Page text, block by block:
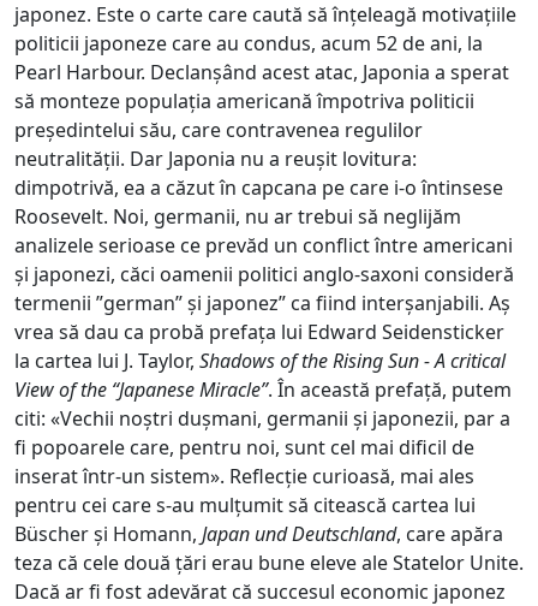
japonez. Este o carte care caută să înțeleagă motivațiile
politicii japoneze care au condus, acum 52 de ani, la
Pearl Harbour. Declanșând acest atac, Japonia a sperat
să monteze populația americană împotriva politicii
președintelui său, care contravenea regulilor
neutralității. Dar Japonia nu a reușit lovitura:
dimpotrivă, ea a căzut în capcana pe care i-o întinsese
Roosevelt. Noi, germanii, nu ar trebui să neglijăm
analizele serioase ce prevăd un conflict între americani
și japonezi, căci oamenii politici anglo-saxoni consideră
termenii ”german” și japonez” ca fiind interșanjabili. Aș
vrea să dau ca probă prefața lui Edward Seidensticker
la cartea lui J. Taylor, Shadows of the Rising Sun - A critical
View of the “Japanese Miracle”. În această prefață, putem
citi: «Vechii noștri dușmani, germanii și japonezii, par a
fi popoarele care, pentru noi, sunt cel mai dificil de
inserat într-un sistem». Reflecție curioasă, mai ales
pentru cei care s-au mulțumit să citească cartea lui
Büscher și Homann, Japan und Deutschland, care apăra
teza că cele două țări erau bune eleve ale Statelor Unite.
Dacă ar fi fost adevărat că succesul economic japonez